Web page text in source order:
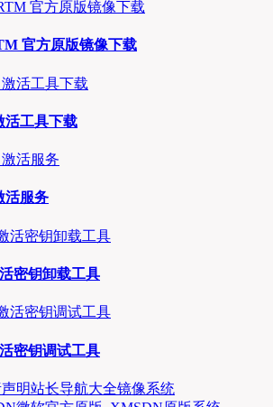
官方原版镜像下载
活工具下载
活服务
密钥卸载工具
密钥调试工具
明站长导航大全镜像系统